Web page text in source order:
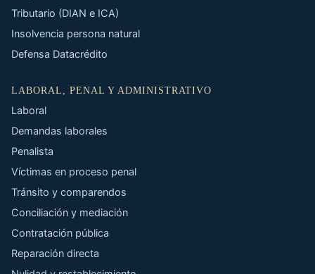
Tributario (DIAN e ICA)
Insolvencia persona natural
Defensa Datacrédito
LABORAL, PENAL Y ADMINISTRATIVO
Laboral
Demandas laborales
Penalista
Víctimas en proceso penal
Tránsito y comparendos
Conciliación y mediación
Contratación pública
Reparación directa